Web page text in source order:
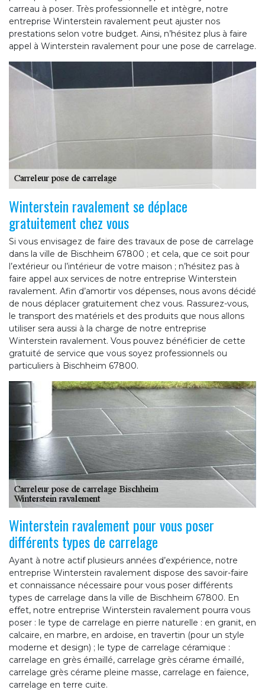
carreau à poser. Très professionnelle et intègre, notre
entreprise Winterstein ravalement peut ajuster nos
prestations selon votre budget. Ainsi, n’hésitez plus à faire
appel à Winterstein ravalement pour une pose de carrelage.
Winterstein ravalement se déplace
gratuitement chez vous
Si vous envisagez de faire des travaux de pose de carrelage
dans la ville de Bischheim 67800 ; et cela, que ce soit pour
l’extérieur ou l’intérieur de votre maison ; n’hésitez pas à
faire appel aux services de notre entreprise Winterstein
ravalement. Afin d’amortir vos dépenses, nous avons décidé
de nous déplacer gratuitement chez vous. Rassurez-vous,
le transport des matériels et des produits que nous allons
utiliser sera aussi à la charge de notre entreprise
Winterstein ravalement. Vous pouvez bénéficier de cette
gratuité de service que vous soyez professionnels ou
particuliers à Bischheim 67800.
Winterstein ravalement pour vous poser
différents types de carrelage
Ayant à notre actif plusieurs années d’expérience, notre
entreprise Winterstein ravalement dispose des savoir-faire
et connaissance nécessaire pour vous poser différents
types de carrelage dans la ville de Bischheim 67800. En
effet, notre entreprise Winterstein ravalement pourra vous
poser : le type de carrelage en pierre naturelle : en granit, en
calcaire, en marbre, en ardoise, en travertin (pour un style
moderne et design) ; le type de carrelage céramique :
carrelage en grès émaillé, carrelage grès cérame émaillé,
carrelage grès cérame pleine masse, carrelage en faïence,
carrelage en terre cuite.